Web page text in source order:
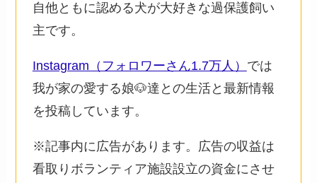
自他ともに認める犬が大好きな過保護飼い
主です。
Instagram（フォロワーさん1.7万人） では
我が家の愛する娘🐶達との生活と最新情報
を投稿しています。
※記事内に広告があります。広告の収益は
看取りボランティア施設設立の資金にさせ